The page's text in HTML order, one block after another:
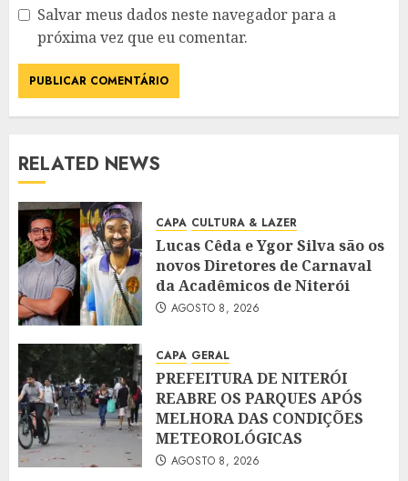
Salvar meus dados neste navegador para a
próxima vez que eu comentar.
RELATED NEWS
CAPA CULTURA & LAZER
Lucas Cêda e Ygor Silva são os
novos Diretores de Carnaval
da Acadêmicos de Niterói
AGOSTO 8, 2026
CAPA GERAL
PREFEITURA DE NITERÓI
REABRE OS PARQUES APÓS
MELHORA DAS CONDIÇÕES
METEOROLÓGICAS
AGOSTO 8, 2026